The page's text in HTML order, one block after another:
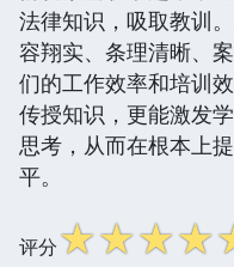
法律知识，吸取教训
容翔实、条理清晰、
们的工作效率和培训
传授知识，更能激发
思考，从而在根本上
平。
评分☆☆☆☆